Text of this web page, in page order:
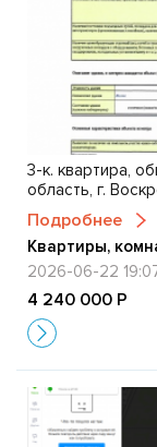
3-к. квартира,
область, г.
Подробнее
Квартиры,
2026-06-22
4 240 000 Р